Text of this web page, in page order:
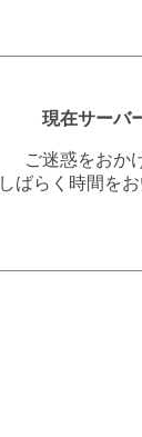
現在サーバ
ご迷惑をおか
しばらく時間を